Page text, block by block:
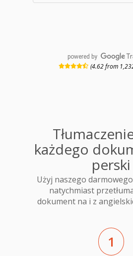
powered by
(4.62 from
każdego
perski
Użyj naszego
natychmiast
dokument na i z
1